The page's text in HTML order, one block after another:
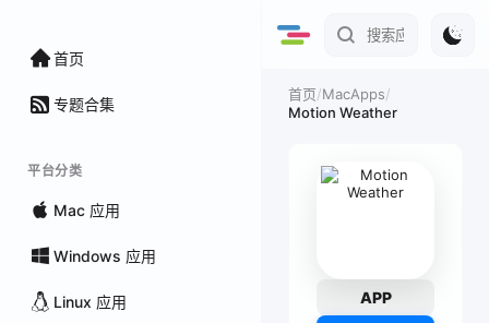
首页
专题合集
平台分类
Mac 应用
Windows 应用
Linux 应用
首页/MacApps/
Motion Weather
APP